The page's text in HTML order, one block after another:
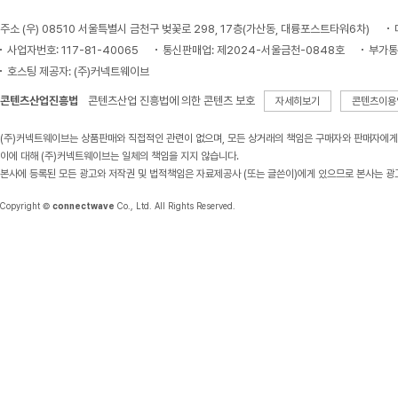
주소 (우) 08510 서울특별시 금천구 벚꽃로 298, 17층(가산동, 대륭포스트타워6차)
사업자번호: 117-81-40065
통신판매업: 제2024-서울금천-0848호
부가
호스팅 제공자: (주)커넥트웨이브
콘텐츠산업진흥법 콘텐츠산업 진흥법에 의한 콘텐츠 보호 자세히보기 콘텐츠이
(주)커넥트웨이브는 상품판매와 직접적인 관련이 없으며, 모든 상거래의 책임은 구매자와 판매자에
이에 대해 (주)커넥트웨이브는 일체의 책임을 지지 않습니다.
본사에 등록된 모든 광고와 저작권 및 법적책임은 자료제공사 (또는 글쓴이)에게 있으므로 본사는
Copyright © connectwave Co., Ltd. All Rights Reserved.